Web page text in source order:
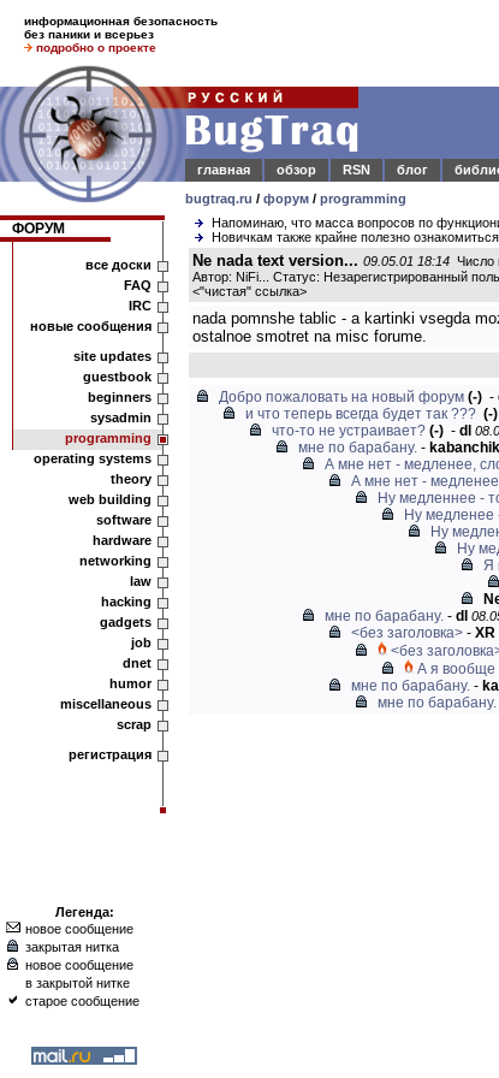
информационная безопасность
без паники и всерьез
подробно о проекте
главная
обзор RSN блог
bugtraq.ru / форум / programming
ФОРУМ
все доски
FAQ
IRC
новые сообщения
site updates
guestbook
beginners
sysadmin
programming
operating systems
theory
web building
software
hardware
networking
law
hacking
gadgets
job
dnet
humor
miscellaneous
scrap
регистрация
Легенда:
новое сообщение
закрытая нитка
новое сообщение
в закрытой нитке
старое сообщение
Напоминаю, что масса вопросов по
Новичкам также крайне полезно
Ne nada text version... 09.05.01 18:14 Число
Автор: NiFi... Статус: Незарегистрированный
<"чистая" ссылка>
nada pomnshe tablic - a kartinki vsegda
ostalnoe smotret na misc forume.
Добро пожаловать на новый форум (-) -
и что теперь всегда будет так ??? (-)
что-то не устраивает? (-) - dl
мне по барабану. - kabanchik
А мне нет - медленее,
А мне нет -
Ну медленнее -
Ну медленее
Ну
Ну
Я
мне по барабану. - dl
<без заголовка> - XR
<без
А я вообще
мне по барабану. -
мне по барабану.